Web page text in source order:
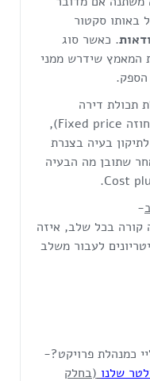
באותו סקטור
. כאשר סוג
המאמץ שידרש ממני
הספק.
תכולת דירה
ומקבלת מחיר קבוע וידוע מראש (חוזה Fixed price),
בעיה בצנרת
שתובן מה הבעיה
-
בכל שלב, איזה
לעבור משלב
כמנהלת פרויקט?-
שלנו (בחלק